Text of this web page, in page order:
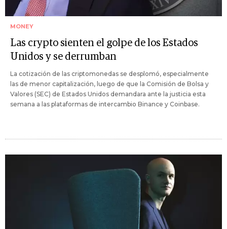
MONEY
Las crypto sienten el golpe de los Estados
Unidos y se derrumban
La cotización de las criptomonedas se desplomó, especialmente
las de menor capitalización, luego de que la Comisión de Bolsa y
Valores (SEC) de Estados Unidos demandara ante la justicia esta
semana a las plataformas de intercambio Binance y Coinbase.